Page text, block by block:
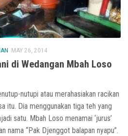
MAY 26, 2014
di Wedangan Mbah Loso
nutupi atau merahasiakan racikan
itu. Dia menggunakan tiga teh yang
satu. Mbah Loso menamai ‘jurus’
nama “Pak Djenggot balapan nyapu”.